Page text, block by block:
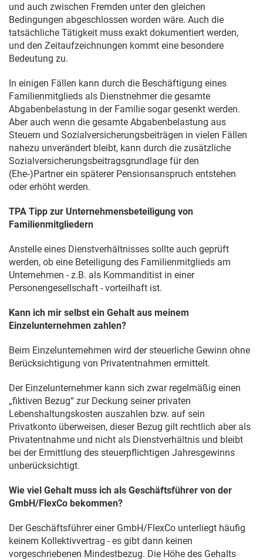
und auch zwischen Fremden unter den gleichen
Bedingungen abgeschlossen worden wäre. Auch die
tatsächliche Tätigkeit muss exakt dokumentiert werden,
und den Zeitaufzeichnungen kommt eine besondere
Bedeutung zu.
In einigen Fällen kann durch die Beschäftigung eines
Familienmitglieds als Dienstnehmer die gesamte
Abgabenbelastung in der Familie sogar gesenkt werden.
Aber auch wenn die gesamte Abgabenbelastung aus
Steuern und Sozialversicherungsbeiträgen in vielen Fällen
nahezu unverändert bleibt, kann durch die zusätzliche
Sozialversicherungsbeitragsgrundlage für den
(Ehe‑)Partner ein späterer Pensionsanspruch entstehen
oder erhöht werden.
TPA Tipp zur Unternehmensbeteiligung von
Familienmitgliedern
Anstelle eines Dienstverhältnisses sollte auch geprüft
werden, ob eine Beteiligung des Familienmitglieds am
Unternehmen - z.B. als Kommanditist in einer
Personengesellschaft - vorteilhaft ist.
Kann ich mir selbst ein Gehalt aus meinem
Einzelunternehmen zahlen?
Beim Einzelunternehmen wird der steuerliche Gewinn ohne
Berücksichtigung von Privatentnahmen ermittelt.
Der Einzelunternehmer kann sich zwar regelmäßig einen
„fiktiven Bezug“ zur Deckung seiner privaten
Lebenshaltungskosten auszahlen bzw. auf sein
Privatkonto überweisen, dieser Bezug gilt rechtlich aber als
Privatentnahme und nicht als Dienstverhältnis und bleibt
bei der Ermittlung des steuerpflichtigen Jahresgewinns
unberücksichtigt.
Wie viel Gehalt muss ich als Geschäftsführer von der
GmbH/FlexCo bekommen?
Der Geschäftsführer einer GmbH/FlexCo unterliegt häufig
keinem Kollektivvertrag - es gibt dann keinen
vorgeschriebenen Mindestbezug. Die Höhe des Gehalts